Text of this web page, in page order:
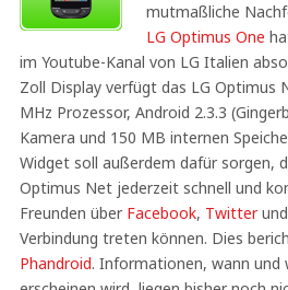
mutmaßliche
LG Optimus One
im Youtube-Kanal von LG Italien
Zoll Display verfügt das LG Optimus
MHz Prozessor, Android 2.3.3
Kamera und 150 MB internen
Widget soll außerdem dafür sorgen,
Optimus Net jederzeit schnell und
Freunden über Facebook, Twitterund
Verbindung treten können. Dies
Phandroid. Informationen, wann und